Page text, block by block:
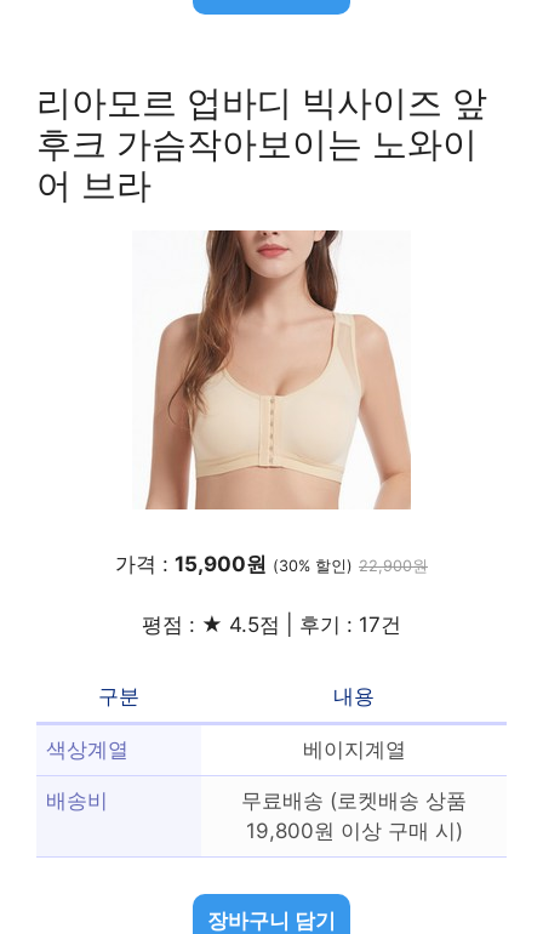
리아모르 업바디 빅사이즈 앞
후크 가슴작아보이는 노와이
어 브라
가격 : 15,900원 (30% 할인) 22,900원
평점 : ★ 4.5점 | 후기 : 17건
구분 내용
색상계열 베이지계열
배송비
무료배송 (로켓배송 상품
19,800원 이상 구매 시)
장바구니 담기